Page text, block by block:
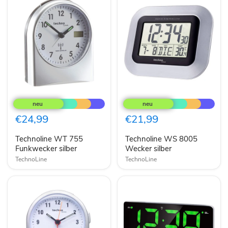
WT
755
Funkwecker
silber
€24,99
Technoline WT 755
Funkwecker silber
TechnoLine
WS
8005
Wecker
silber
€21,99
Technoline WS 8005
Wecker silber
TechnoLine